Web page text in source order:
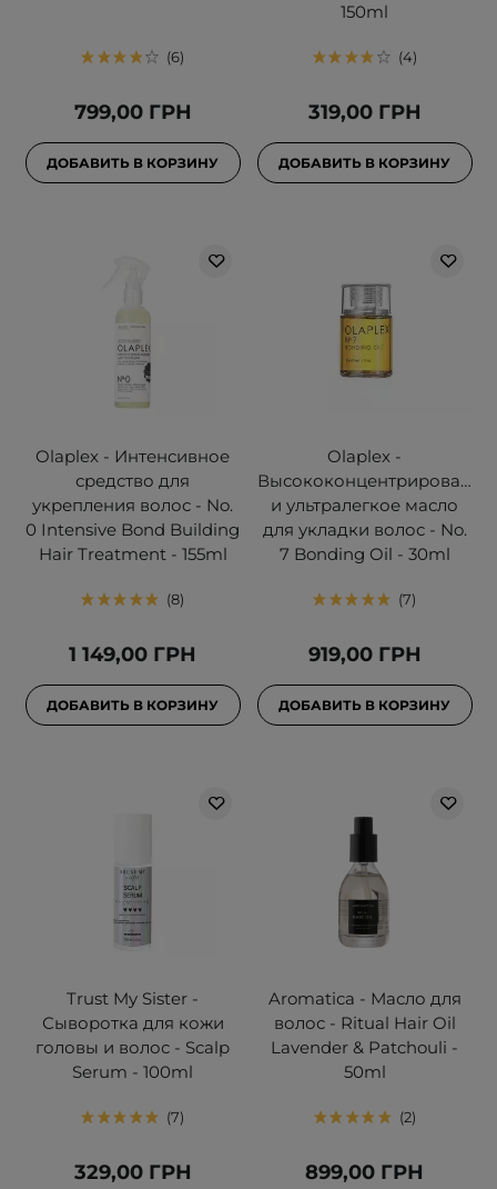
6
799,00 ГРН
ДОБАВИТЬ В КОРЗИНУ
150ml
4
319,00 ГРН
ДОБАВИТЬ В КОРЗИНУ
Olaplex - Интенсивное
средство для
укрепления волос - No.
0 Intensive Bond Building
Hair Treatment - 155ml
8
1 149,00 ГРН
ДОБАВИТЬ В КОРЗИНУ
Olaplex -
и ультралегкое масло
для укладки волос - No.
7 Bonding Oil - 30ml
7
919,00 ГРН
ДОБАВИТЬ В КОРЗИНУ
Trust My Sister -
Сыворотка для кожи
головы и волос - Scalp
Serum - 100ml
7
329,00 ГРН
Aromatica - Масло для
волос - Ritual Hair Oil
Lavender & Patchouli -
50ml
2
899,00 ГРН